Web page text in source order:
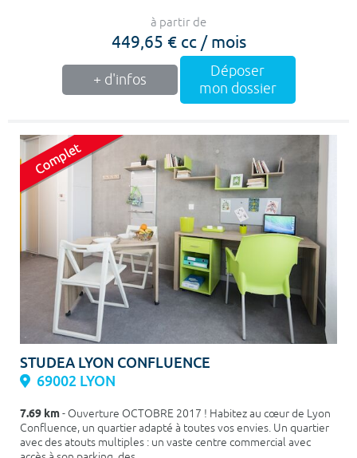
à partir de
449,65 € cc / mois
+ d'infos
Déposer
mon dossier
STUDEA LYON CONFLUENCE
69002 LYON
7.69 km- Ouverture OCTOBRE 2017 ! Habitez au cœur de Lyon
Confluence, un quartier adapté à toutes vos envies. Un quartier
avec des atouts multiples : un vaste centre commercial avec